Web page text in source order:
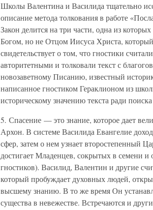
Школы Валентина и Василида тщательно
описание метода толкования в работе
Закон делится на три части, одна из
Богом, но не Отцом Иисуса Христа,
свидетельствует о том, что гностики
авторитетными и толковали текст с
новозаветному Писанию, известный
написанное гностиком Гераклионом из
историческому значению текста ради
5. Спасение — это знание, которое дает
Архон. В системе Василида Евангелие
сфер, затем о нем узнает второстепенный
достигает Младенцев, сокрытых в семени
гностиков). Василид, Валентин и другие
который пробуждает духовных людей,
высшему знанию. В то же время Он
существа в невежестве. Встречаются и